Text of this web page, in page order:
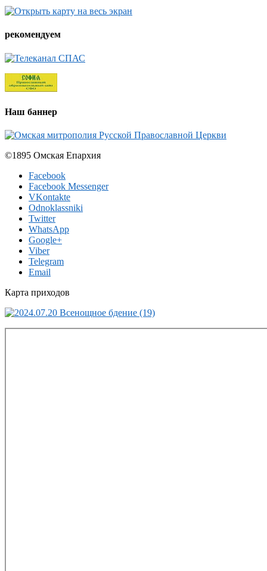
рекомендуем
Наш баннер
©1895 Омская Епархия
Facebook
Facebook Messenger
VKontakte
Odnoklassniki
Twitter
WhatsApp
Google+
Viber
Telegram
Email
Карта приходов